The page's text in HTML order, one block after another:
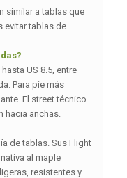
similar a tablas que
evitar tablas de
US 8.5, entre
Para pie más
El street técnico
hacia anchas.
de tablas. Sus Flight
al maple
resistentes y